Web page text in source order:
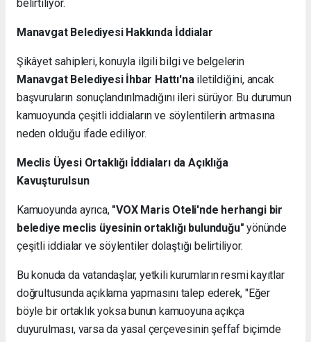
belirtiliyor.
Manavgat Belediyesi Hakkında İddialar
Şikâyet sahipleri, konuyla ilgili bilgi ve belgelerin
Manavgat Belediyesi İhbar Hattı'na iletildiğini, ancak
başvuruların sonuçlandırılmadığını ileri sürüyor. Bu durumun
kamuoyunda çeşitli iddiaların ve söylentilerin artmasına
neden olduğu ifade ediliyor.
Meclis Üyesi Ortaklığı İddiaları da Açıklığa
Kavuşturulsun
Kamuoyunda ayrıca, "VOX Maris Oteli'nde herhangi bir
belediye meclis üyesinin ortaklığı bulunduğu" yönünde
çeşitli iddialar ve söylentiler dolaştığı belirtiliyor.
Bu konuda da vatandaşlar, yetkili kurumların resmi kayıtlar
doğrultusunda açıklama yapmasını talep ederek, "Eğer
böyle bir ortaklık yoksa bunun kamuoyuna açıkça
duyurulması, varsa da yasal çerçevesinin şeffaf biçimde